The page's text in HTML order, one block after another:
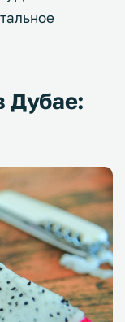
Дубае: